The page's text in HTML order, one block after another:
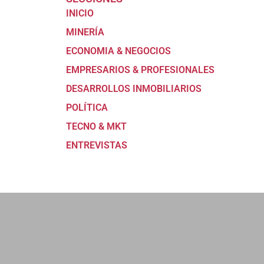
INICIO
MINERÍA
ECONOMIA & NEGOCIOS
EMPRESARIOS & PROFESIONALES
DESARROLLOS INMOBILIARIOS
POLÍTICA
TECNO & MKT
ENTREVISTAS